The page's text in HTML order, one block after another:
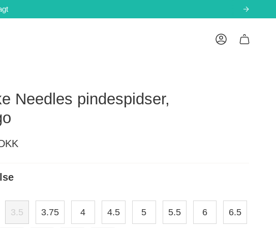
Konto
Needles pindespidser,
3.5 3.75 4 4.5 5 5.5 6 6.5